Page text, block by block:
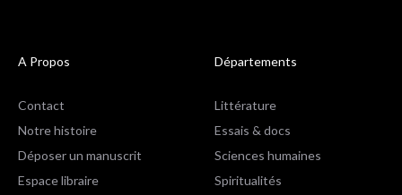
A Propos
Contact
Notre histoire
Déposer un manuscrit
Espace libraire
Départements
Littérature
Essais & docs
Sciences humaines
Spiritualités